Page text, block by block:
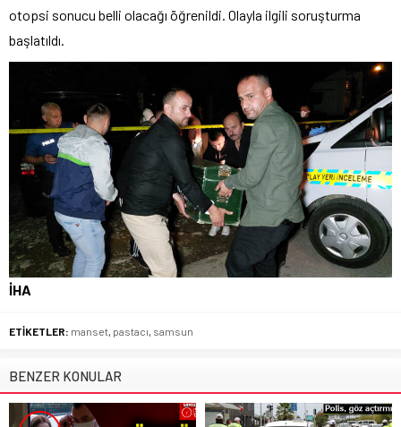
otopsi sonucu belli olacağı öğrenildi. Olayla ilgili soruşturma
başlatıldı.
İHA
ETİKETLER: manset, pastacı, samsun
BENZER KONULAR